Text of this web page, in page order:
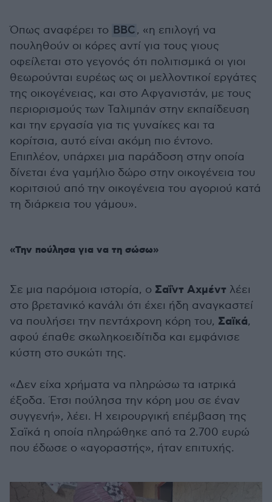
Όπως αναφέρει το BBC, «η επιλογή να
πουληθούν οι κόρες αντί για τους γιους
οφείλεται στο γεγονός ότι πολιτισμικά οι γιοι
θεωρούνται ευρέως ως οι μελλοντικοί εργάτες
της οικογένειας, και στο Αφγανιστάν, με τους
περιορισμούς των Ταλιμπάν στην εκπαίδευση
και την εργασία για τις γυναίκες και τα
κορίτσια, αυτό είναι ακόμη πιο έντονο.
Επιπλέον, υπάρχει μια παράδοση στην οποία
δίνεται ένα γαμήλιο δώρο στην οικογένεια του
κοριτσιού από την οικογένεια του αγοριού κατά
τη διάρκεια του γάμου».
«Την πούλησα για να τη σώσω»
Σε μια παρόμοια ιστορία, ο Σαΐντ Αχμέντ λέει
στο βρετανικό κανάλι ότι έχει ήδη αναγκαστεί
να πουλήσει την πεντάχρονη κόρη του, Σαϊκά,
αφού έπαθε σκωληκοειδίτιδα και εμφάνισε
κύστη στο συκώτι της.
«Δεν είχα χρήματα να πληρώσω τα ιατρικά
έξοδα. Έτσι πούλησα την κόρη μου σε έναν
συγγενή», λέει. Η χειρουργική επέμβαση της
Σαϊκά η οποία πληρώθηκε από τα 2.700 ευρώ
που έδωσε ο «αγοραστής», ήταν επιτυχής.